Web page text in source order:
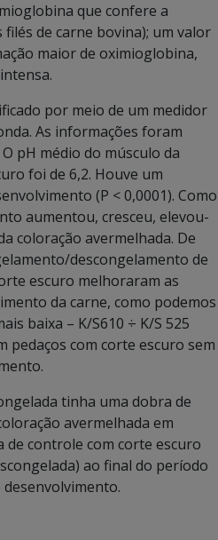
que confere a
de carne bovina); um valor
maior de oximioglobina,
por meio de um medidor
As informações foram
pH médio do músculo da
foi de 6,2. Houve um
(P < 0,0001). Como
aumentou, cresceu, elevou-
coloração avermelhada. De
descongelamento de
escuro melhoraram as
da carne, como podemos
baixa – K/S610 ÷ K/S 525
pedaços com corte escuro sem
tinha uma dobra de
avermelhada em
de controle com corte escuro
ao final do período